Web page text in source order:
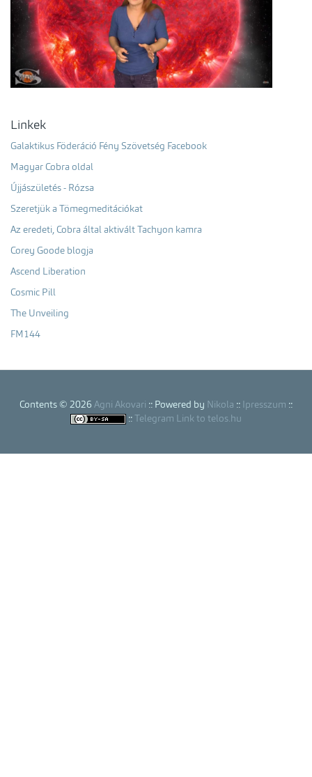
Linkek
Galaktikus Föderáció Fény Szövetség Facebook
Magyar Cobra oldal
Újjászületés - Rózsa
Szeretjük a Tömegmeditációkat
Az eredeti, Cobra által aktivált Tachyon kamra
Corey Goode blogja
Ascend Liberation
Cosmic Pill
The Unveiling
FM144
Contents © 2026 Agni Akovari :: Powered by Nikola :: Ipresszum ::
::
Telegram Link to telos.hu